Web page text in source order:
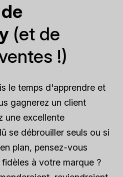
(et de
!)
le temps d'apprendre et
gagnerez un client
une excellente
se débrouiller seuls ou si
plan, pensez-vous
à votre marque ?